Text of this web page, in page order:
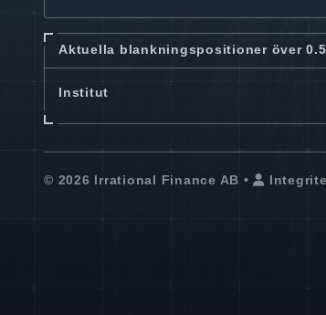
Aktuella blankningspositioner över
Institut
© 2026 Irrational Finance AB •